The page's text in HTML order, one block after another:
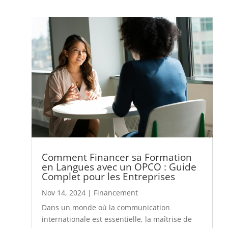
Comment Financer sa Formation
Complet pour les Entreprises
Nov 14, 2024|Financement
Dans un monde où la communication
l'anglais devient un atout stratégique pour les
entreprises et leurs collaborateurs. Que ce soit